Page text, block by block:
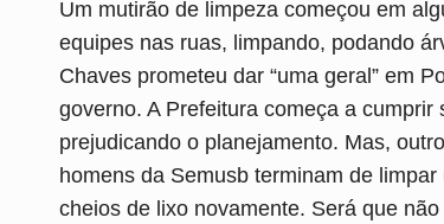
Um mutirão de limpeza começou em
equipes nas ruas, limpando, podando
Chaves prometeu dar “uma geral” em
governo. A Prefeitura começa a
prejudicando o planejamento. Mas,
homens da Semusb terminam de
cheios de lixo novamente. Será que